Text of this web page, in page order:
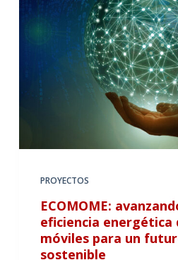
PROYECTOS
ECOMOME:
eficiencia energética
móviles para un
sostenible